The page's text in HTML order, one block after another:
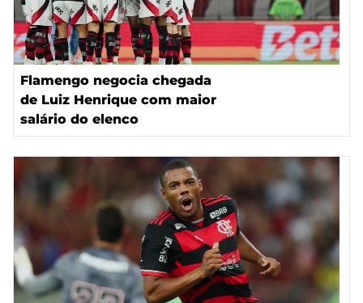
Flamengo negocia chegada
de Luiz Henrique com maior
salário do elenco